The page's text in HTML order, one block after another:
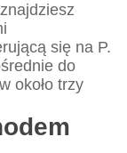
się na P.
do
około trzy